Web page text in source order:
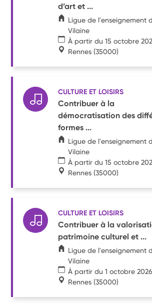
d’art et ...
Ligue de l'enseignement
Vilaine
À partir du 15 octobre
Rennes (35000)
CULTURE ET LOISIRS
Contribuer à la
démocratisation des
formes ...
Ligue de l'enseignement
Vilaine
À partir du 15 octobre
Rennes (35000)
CULTURE ET LOISIRS
Contribuer à la
patrimoine culturel et ...
Ligue de l'enseignement
Vilaine
À partir du 1 octobre 2026
Rennes (35000)